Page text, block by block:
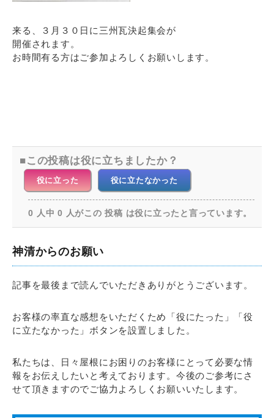
来る、３月３０日に三州瓦決起集会が
開催されます。
お時間有る方はご参加よろしくお願いします。
この投稿は役に立ちましたか？
役に立った 役に立たなかった
0 人中 0 人がこの 投稿 は役に立ったと言っています。
神清からのお願い
記事を最後まで読んでいただきありがとうございます。
お客様の率直な感想をいただくため「役にたった」「役
に立たなかった」ボタンを設置しました。
私たちは、日々屋根にお困りのお客様にとって必要な情
報をお伝えしたいと考えております。今後のご参考にさ
せて頂きますのでご協力よろしくお願いいたします。